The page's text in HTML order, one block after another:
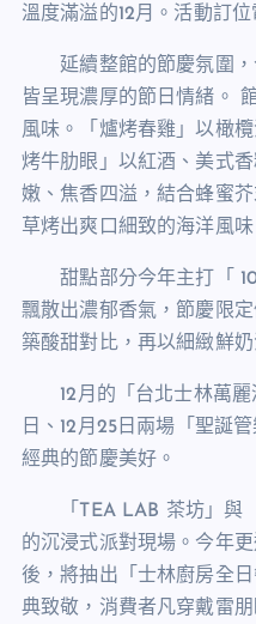
溫度滿溢的12月。活動訂位
延續整館的節慶氛圍，
皆呈現濃厚的節日情緒。
風味。「爐烤春雞」以橄
烤牛肋眼」以紅酒、美式
嫩、焦香四溢，結合蜂蜜
草烤出爽口細致的海洋風
甜點部分今年主打「
飄散出濃郁香氣，節慶限
築酸甜對比，再以細緻鮮
12月的「台北士林萬
日、 12月 25 日兩場「聖誕
經典的節慶美好。
「 TEA LAB 茶坊」與
的沉浸式派對現場。今年
後，將抽出「士林廚房全
典致敬，消費者凡穿戴雷